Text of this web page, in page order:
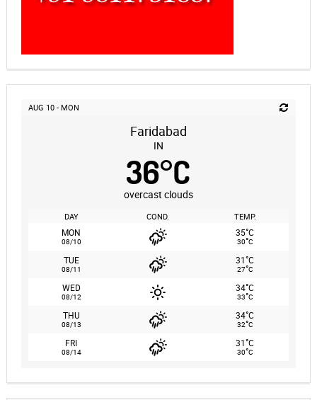
AUG 10 - MON
Faridabad
IN
36°C
overcast clouds
DAY COND. TEMP.
MON
08/10
35°C
30°C
TUE
08/11
31°C
27°C
WED
08/12
34°C
33°C
THU
08/13
34°C
32°C
FRI
08/14
31°C
30°C